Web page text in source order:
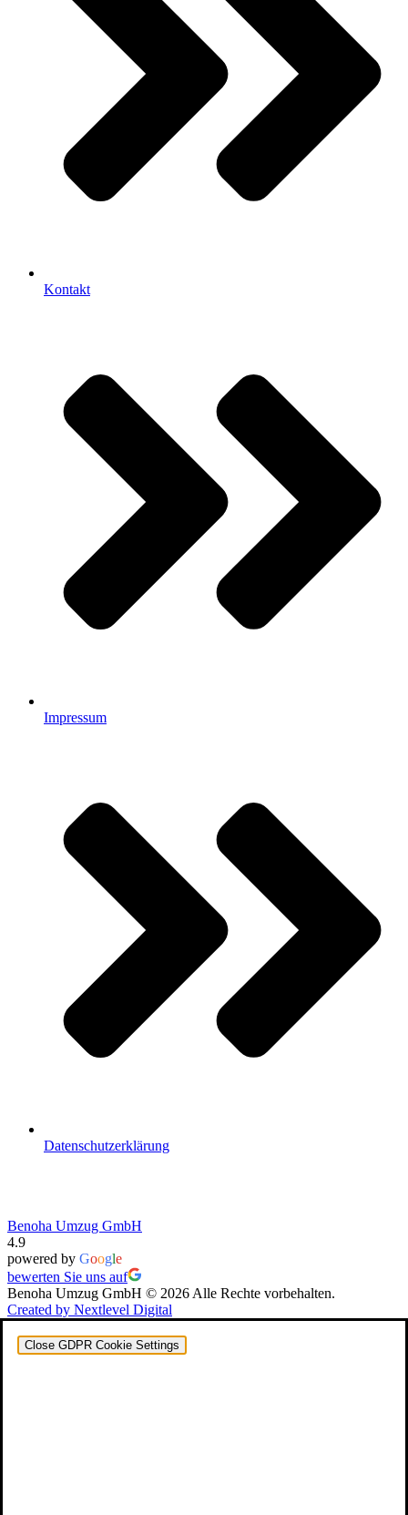
Kontakt
Impressum
Datenschutzerklärung
Benoha Umzug GmbH
4.9
powered by Google
bewerten Sie uns auf
Benoha Umzug GmbH © 2026 Alle Rechte vorbehalten.
Created by Nextlevel Digital
Close GDPR Cookie Settings